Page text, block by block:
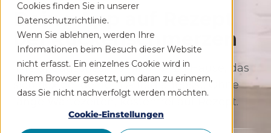
Cookies finden Sie in unserer
Datenschutzrichtlinie.
Wenn Sie ablehnen, werden Ihre
Informationen beim Besuch dieser Website
nicht erfasst. Ein einzelnes Cookie wird in
Ihrem Browser gesetzt, um daran zu erinnern,
dass Sie nicht nachverfolgt werden möchten.
Cookie-Einstellungen
Deine App auf Rezept
bei Rücken­schmerzen
Therapeutisches Training für zu Hause, das
sich flexibel deinem Alltag anpasst. Ohne
lange Wartezeiten, kostenfrei auf Rezept.